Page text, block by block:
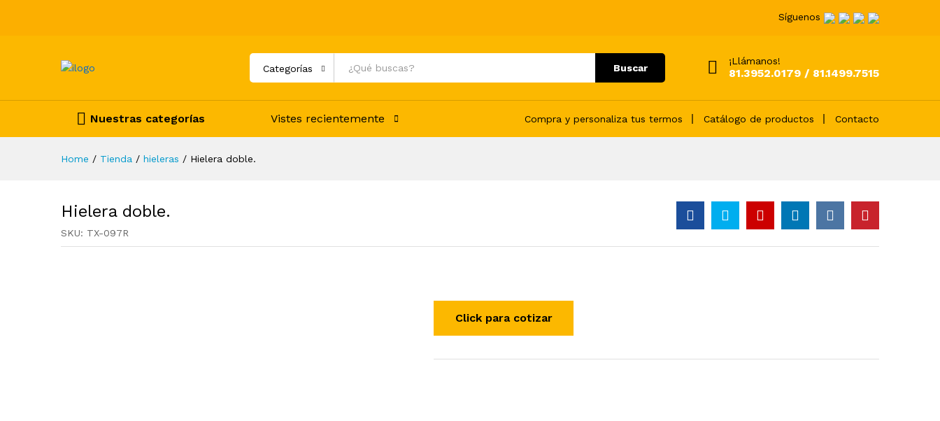
Síguenos
Categorías Buscar
¡Llámanos!
81.3952.0179 / 81.1499.7515
Nuestras categorías Vistes recientemente Compra y personaliza tus termos Catálogo de productos Contacto
Home / Tienda / hieleras / Hielera doble.
Hielera doble.
SKU: TX-097R